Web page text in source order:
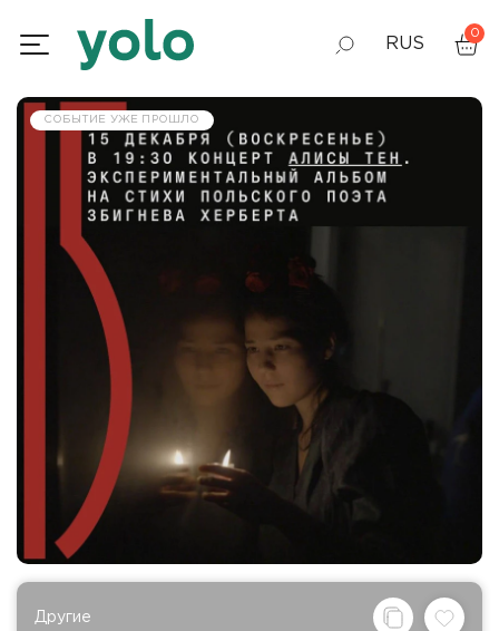
RUS
ENG
0
СОБЫТИЕ УЖЕ ПРОШЛО
Другие